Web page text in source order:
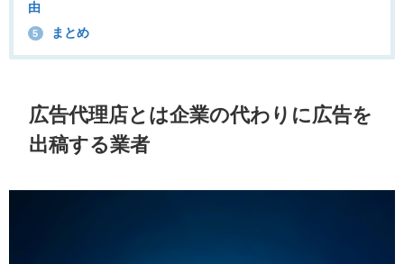
由
5 まとめ
広告代理店とは企業の代わりに広告を
出稿する業者